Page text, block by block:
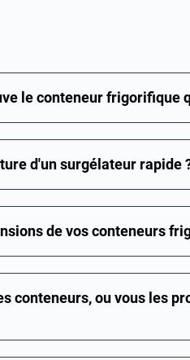
le conteneur frigorifique
d'un surgélateur rapide
de vos conteneurs
conteneurs, ou vous les